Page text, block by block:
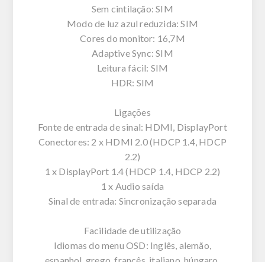
Sem cintilação: SIM
Modo de luz azul reduzida: SIM
Cores do monitor: 16,7M
Adaptive Sync: SIM
Leitura fácil: SIM
HDR: SIM
Ligações
Fonte de entrada de sinal: HDMI, DisplayPort
Conectores: 2 x HDMI 2.0 (HDCP 1.4, HDCP
2.2)
1 x DisplayPort 1.4 (HDCP 1.4, HDCP 2.2)
1 x Audio saída
Sinal de entrada: Sincronização separada
Facilidade de utilização
Idiomas do menu OSD: Inglês, alemão,